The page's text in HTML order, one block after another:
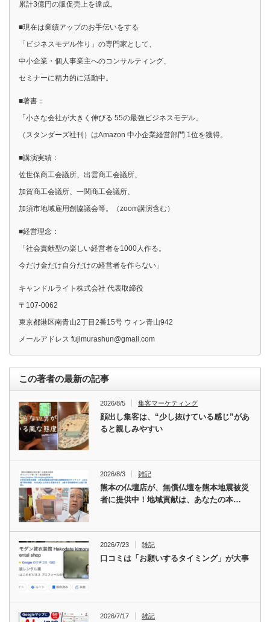
累計3億円の販促売上を達成。
■現在は業績アップのお手伝いをする
「ビジネスモデル作り」の専門家として、
中小企業・個人事業主へのコンサルティング、
セミナーに精力的に活動中。
■著書：
「小さな会社が大きく伸びる 55の最強ビジネスモデル」
（スタンダーズ社刊）はAmazon 中小企業経営部門 1位を獲得。
■講演実績：
佐世保商工会議所、出雲商工会議所、
加賀商工会議所、一関商工会議所、
加須市地域雇用創協議会等。（zoom講演含む）
■経営理念：
「社会貢献型の楽しい経営者を1000人作る。
今だけ金だけ自分だけの経営者を作らない」
キャンドルライト株式会社 代表取締役
〒107-0062
東京都港区南青山2丁目2番15号 ウィン青山942
メールアドレス fujimurashun@gmail.com
この著者の最新の記事
2026/8/5 集客マーケティング
顔出し集客は、“少し抜けている感じ”があ
ると親しみやすい
2026/8/3 雑記
熊本の仏壇店が、無償仏壇を熊本地震被災
者に提供中！地域貢献は、あなたの本…
2026/7/23 雑記
口コミは「お願いするタイミング」が大事
2026/7/17 雑記